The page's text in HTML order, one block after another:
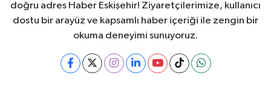
doğru adres Haber Eskişehir! Ziyaretçilerimize, kullanıcı
dostu bir arayüz ve kapsamlı haber içeriği ile zengin bir
okuma deneyimi sunuyoruz.